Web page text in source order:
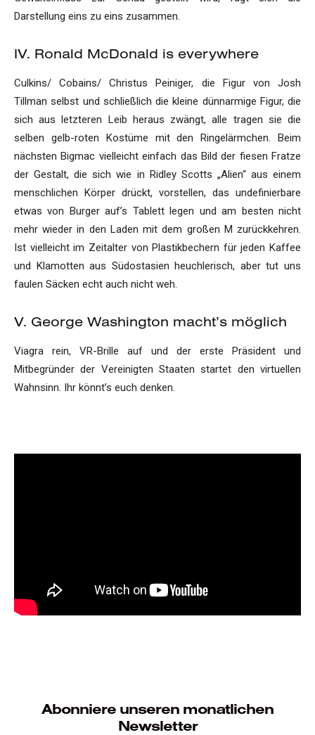
Darstellung eins zu eins zusammen.
IV. Ronald McDonald is everywhere
Culkins/ Cobains/ Christus Peiniger, die Figur von Josh
Tillman selbst und schließlich die kleine dünnarmige Figur, die
sich aus letzteren Leib heraus zwängt, alle tragen sie die
selben gelb-roten Kostüme mit den Ringelärmchen. Beim
nächsten Bigmac vielleicht einfach das Bild der fiesen Fratze
der Gestalt, die sich wie in Ridley Scotts „Alien“ aus einem
menschlichen Körper drückt, vorstellen, das undefinierbare
etwas von Burger auf’s Tablett legen und am besten nicht
mehr wieder in den Laden mit dem großen M zurückkehren.
Ist vielleicht im Zeitalter von Plastikbechern für jeden Kaffee
und Klamotten aus Südostasien heuchlerisch, aber tut uns
faulen Säcken echt auch nicht weh.
V. George Washington macht’s möglich
Viagra rein, VR-Brille auf und der erste Präsident und
Mitbegründer der Vereinigten Staaten startet den virtuellen
Wahnsinn. Ihr könnt’s euch denken.
Abonniere unseren monatlichen
Newsletter